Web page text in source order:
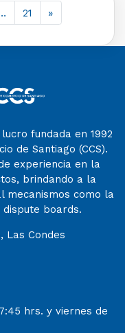
21 »
fundada en 1992
de Santiago (CCS).
experiencia en la
brindando a la
mecanismos como la
boards.
Las Condes
hrs. y viernes de